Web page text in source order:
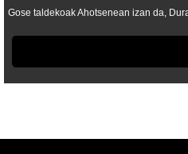
Gose taldekoak Ahotsenean izan da,